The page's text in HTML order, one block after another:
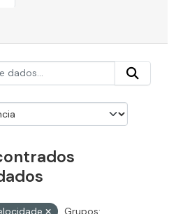
Grupos: